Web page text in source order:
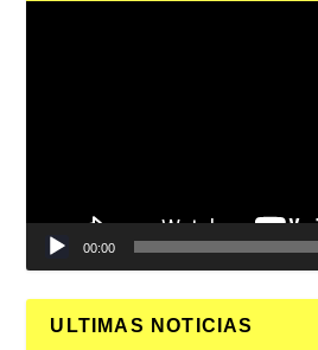
00:00
ULTIMAS NOTICIAS